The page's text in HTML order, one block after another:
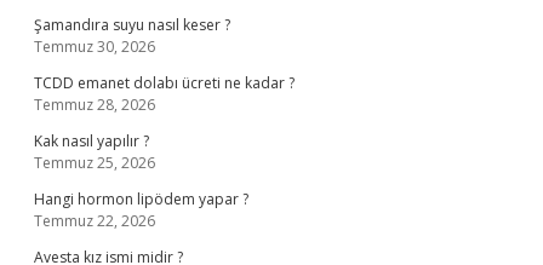
Şamandıra suyu nasıl keser ?
Temmuz 30, 2026
TCDD emanet dolabı ücreti ne kadar ?
Temmuz 28, 2026
Kak nasıl yapılır ?
Temmuz 25, 2026
Hangi hormon lipödem yapar ?
Temmuz 22, 2026
Avesta kız ismi midir ?